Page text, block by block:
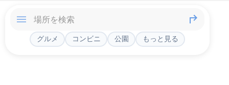
グルメ コンビニ 公園 もっと見る